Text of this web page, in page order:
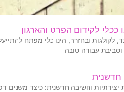
ככלי לקידום הפרט והארגון
לקולגות ובחזרה, הינו כלי מפתח
עבודה טובה
חדשנית
וחשיבה חדשנית: כיצד משנים